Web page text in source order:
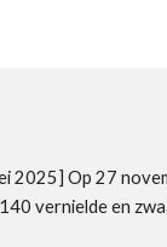
2025] Op 27
vernielde en